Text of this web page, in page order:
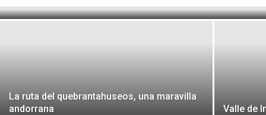
Europa
La ruta del quebrantahuseos, una maravilla
andorrana
Valle de